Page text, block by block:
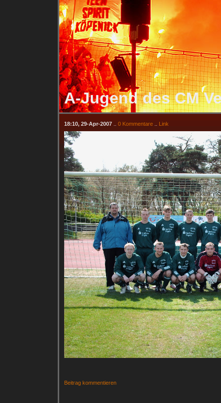
A-Jugend des CM
18:10, 29-Apr-2007 0 Kommentare Link
Beitrag kommentieren